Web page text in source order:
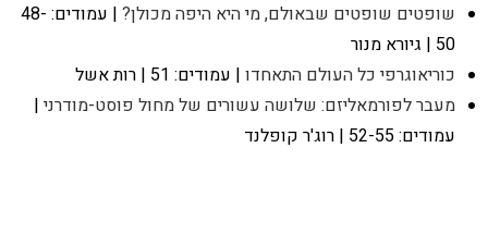
שופטים שופטים שבאולם, מי היא היפה מכולן?
| עמודים: 48-
50 | גיורא מנור
כוריאוגרפי כל העולם התאחדו | עמודים: 51 | רות אשל
מעבר לפורמאליזם: שלושה עשורים של מחול פוסט-מודרני |
עמודים: 52-55 | רוג'ר קופלנד